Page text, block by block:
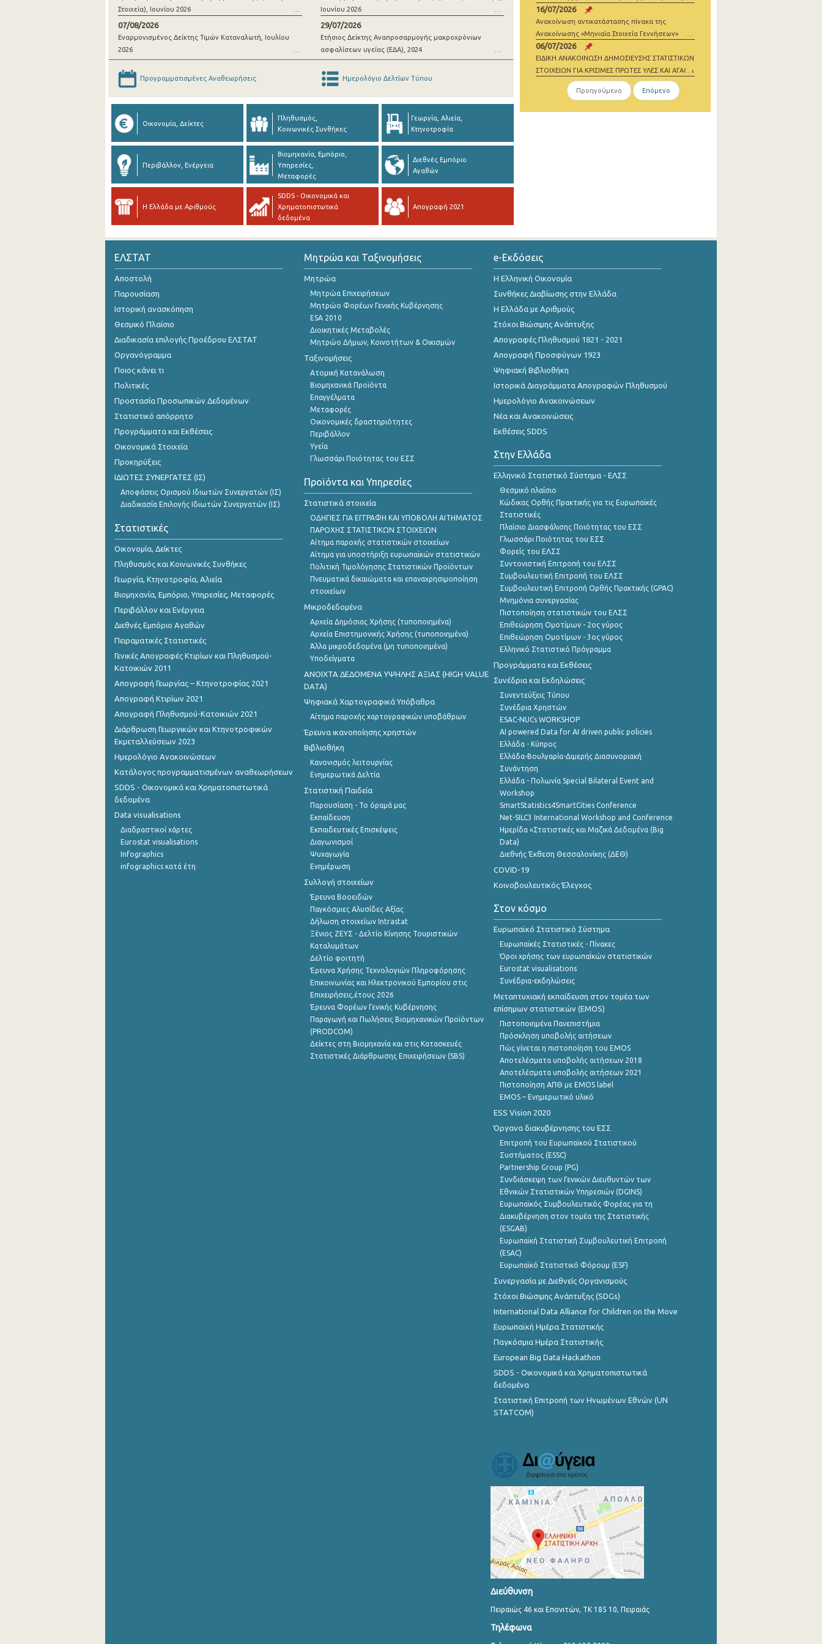
Στοιχεία), Ιουνίου 2026
07/08/2026
Εναρμονισμένος Δείκτης Τιμών Καταναλωτή, Ιουλίου
2026
Ιουνίου 2026
29/07/2026
Ετήσιος Δείκτης Αναπροσαρμογής μακροχρόνιων
ασφαλίσεων υγείας (ΕΔΑ), 2024
Προγραμματισμένες Αναθεωρήσεις Ημερολόγιο Δελτίων Τύπου
Οικονομία, Δείκτες
Πληθυσμός,
Κοινωνικές Συνθήκες
Γεωργία, Αλιεία,
Κτηνοτροφία
Περιβάλλον, Ενέργεια
Βιομηχανία, Εμπόριο,
Υπηρεσίες,
Μεταφορές
Διεθνές Εμπόριο
Αγαθών
Η Ελλάδα με Αριθμούς
SDDS - Οικονομικά και
Χρηματοπιστωτικά
δεδομένα
Απογραφή 2021
μίσθωσης
16/07/2026
Ανακοίνωση αντικατάστασης πίνακα της
Ανακοίνωσης «Μηνιαία Στοιχεία Γεννήσεων»
06/07/2026
ΕΙΔΙΚΗ ΑΝΑΚΟΙΝΩΣΗ ΔΗΜΟΣΙΕΥΣΗΣ ΣΤΑΤΙΣΤΙΚΩΝ
ΣΤΟΙΧΕΙΩΝ ΓΙΑ ΚΡΙΣΙΜΕΣ ΠΡΩΤΕΣ ΥΛΕΣ ΚΑΙ ΑΓΑΘΑ
ΜΗΔΕΝΙΚΩΝ ΕΚΠΟΜΠΩΝ 2021-2023
Προηγούμενο
Επόμενο
ΕΛΣΤΑΤ
Αποστολή
Παρουσίαση
Ιστορική ανασκόπηση
Θεσμικό Πλαίσιο
Διαδικασία επιλογής Προέδρου ΕΛΣΤΑΤ
Οργανόγραμμα
Ποιος κάνει τι
Πολιτικές
Προστασία Προσωπικών Δεδομένων
Στατιστικό απόρρητο
Προγράμματα και Εκθέσεις
Οικονομικά Στοιχεία
Προκηρύξεις
ΙΔΙΩΤΕΣ ΣΥΝΕΡΓΑΤΕΣ (ΙΣ)
Αποφάσεις Ορισμού Ιδιωτών Συνεργατών (ΙΣ)
Διαδικασία Επιλογής Ιδιωτών Συνεργατών (ΙΣ)
Στατιστικές
Οικονομία, Δείκτες
Πληθυσμός και Κοινωνικές Συνθήκες
Γεωργία, Κτηνοτροφία, Αλιεία
Βιομηχανία, Εμπόριο, Υπηρεσίες, Μεταφορές
Περιβάλλον και Ενέργεια
Διεθνές Εμπόριο Αγαθών
Πειραματικές Στατιστικές
Γενικές Απογραφές Κτιρίων και Πληθυσμού-
Κατοικιών 2011
Απογραφή Γεωργίας – Κτηνοτροφίας 2021
Απογραφή Κτιρίων 2021
Απογραφή Πληθυσμού-Κατοικιών 2021
Διάρθρωση Γεωργικών και Κτηνοτροφικών
Εκμεταλλεύσεων 2023
Ημερολόγιο Ανακοινώσεων
Κατάλογος προγραμματισμένων αναθεωρήσεων
SDDS - Οικονομικά και Χρηματοπιστωτικά
δεδομένα
Data visualisations
Διαδραστικοί χάρτες
Eurostat visualisations
Infographics
infographics κατά έτη
Μητρώα και Ταξινομήσεις
Μητρώα
Μητρώα Επιχειρήσεων
Μητρώο Φορέων Γενικής Κυβέρνησης
ESA 2010
Διοικητικές Μεταβολές
Μητρώο Δήμων, Κοινοτήτων & Οικισμών
Ταξινομήσεις
Ατομική Κατανάλωση
Βιομηχανικά Προϊόντα
Επαγγέλματα
Μεταφορές
Οικονομικές δραστηριότητες
Περιβάλλον
Υγεία
Γλωσσάρι Ποιότητας του ΕΣΣ
Προϊόντα και Υπηρεσίες
Στατιστικά στοιχεία
ΟΔΗΓΙΕΣ ΓΙΑ ΕΓΓΡΑΦΗ ΚΑΙ ΥΠΟΒΟΛΗ ΑΙΤΗΜΑΤΟΣ
ΠΑΡΟΧΗΣ ΣΤΑΤΙΣΤΙΚΩΝ ΣΤΟΙΧΕΙΩΝ
Αίτημα παροχής στατιστικών στοιχείων
Αίτημα για υποστήριξη ευρωπαϊκών στατιστικών
Πολιτική Τιμολόγησης Στατιστικών Προϊόντων
Πνευματικά δικαιώματα και επαναχρησιμοποίηση
στοιχείων
Μικροδεδομένα
Αρχεία Δημόσιας Χρήσης (τυποποιημένα)
Αρχεία Επιστημονικής Χρήσης (τυποποιημένα)
Άλλα μικροδεδομένα (μη τυποποιημένα)
Υποδείγματα
ANOIXTA ΔΕΔΟΜΕΝΑ ΥΨΗΛΗΣ ΑΞΙΑΣ (HIGH VALUE
DATA)
Ψηφιακά Χαρτογραφικά Υπόβαθρα
Αίτημα παροχής χαρτογραφικών υποβάθρων
Έρευνα ικανοποίησης χρηστών
Βιβλιοθήκη
Κανονισμός λειτουργίας
Ενημερωτικά Δελτία
Στατιστική Παιδεία
Παρουσίαση - Το όραμά μας
Εκπαίδευση
Εκπαιδευτικές Επισκέψεις
Διαγωνισμοί
Ψυχαγωγία
Ενημέρωση
Συλλογή στοιχείων
Έρευνα Βοοειδών
Παγκόσμιες Αλυσίδες Αξίας
Δήλωση στοιχείων Intrastat
Ξένιος ΖΕΥΣ - Δελτίο Κίνησης Τουριστικών
Καταλυμάτων
Δελτίο φοιτητή
Έρευνα Χρήσης Τεχνολογιών Πληροφόρησης
Επικοινωνίας και Ηλεκτρονικού Εμπορίου στις
Επιχειρήσεις,έτους 2026
Έρευνα Φορέων Γενικής Κυβέρνησης
Παραγωγή και Πωλήσεις Βιομηχανικών Προϊόντων
(PRODCOM)
Δείκτες στη Βιομηχανία και στις Κατασκευές
Στατιστικές Διάρθρωσης Επιχειρήσεων (SBS)
e-Εκδόσεις
Η Ελληνική Οικονομία
Συνθήκες Διαβίωσης στην Ελλάδα
Η Ελλάδα με Αριθμούς
Στόχοι Βιώσιμης Ανάπτυξης
Απογραφές Πληθυσμού 1821 - 2021
Απογραφή Προσφύγων 1923
Ψηφιακή Βιβλιοθήκη
Ιστορικά Διαγράμματα Απογραφών Πληθυσμού
Ημερολόγιο Ανακοινώσεων
Νέα και Ανακοινώσεις
Εκθέσεις SDDS
Στην Ελλάδα
Ελληνικό Στατιστικό Σύστημα - ΕΛΣΣ
Θεσμικό πλαίσιο
Κώδικας Ορθής Πρακτικής για τις Ευρωπαϊκές
Στατιστικές
Πλαίσιο Διασφάλισης Ποιότητας του ΕΣΣ
Γλωσσάρι Ποιότητας του ΕΣΣ
Φορείς του ΕΛΣΣ
Συντονιστική Επιτροπή του ΕΛΣΣ
Συμβουλευτική Επιτροπή του ΕΛΣΣ
Συμβουλευτική Επιτροπή Ορθής Πρακτικής (GPAC)
Μνημόνια συνεργασίας
Πιστοποίηση στατιστικών του ΕΛΣΣ
Επιθεώρηση Ομοτίμων - 2ος γύρος
Επιθεώρηση Ομοτίμων - 3ος γύρος
Ελληνικό Στατιστικό Πρόγραμμα
Προγράμματα και Εκθέσεις
Συνέδρια και Εκδηλώσεις
Συνεντεύξεις Τύπου
Συνέδρια Χρηστών
ESAC-NUCs WORKSHOP
AI powered Data for AI driven public policies
Ελλάδα - Κύπρος
Ελλάδα-Βουλγαρία-Διμερής Διασυνοριακή
Συνάντηση
Ελλάδα - Πολωνία Special Bilateral Event and
Workshop
SmartStatistics4SmartCities Conference
Net-SILC3 International Workshop and Conference
Ημερίδα «Στατιστικές και Μαζικά Δεδομένα (Big
Data)
Διεθνής Έκθεση Θεσσαλονίκης (ΔΕΘ)
COVID-19
Κοινοβουλευτικός Έλεγχος
Στον κόσμο
Ευρωπαϊκό Στατιστικό Σύστημα
Ευρωπαϊκές Στατιστικές - Πίνακες
Όροι χρήσης των ευρωπαΪκών στατιστικών
Eurostat visualisations
Συνέδρια-εκδηλώσεις
Μεταπτυχιακή εκπαίδευση στον τομέα των
επίσημων στατιστικών (EMOS)
Πιστοποιημένα Πανεπιστήμια
Πρόσκληση υποβολής αιτήσεων
Πώς γίνεται η πιστοποίηση του EMOS
Αποτελέσματα υποβολής αιτήσεων 2018
Αποτελέσματα υποβολής αιτήσεων 2021
Πιστοποίηση ΑΠΘ με EMOS label
EMOS – Ενημερωτικό υλικό
ESS Vision 2020
Όργανα διακυβέρνησης του ΕΣΣ
Επιτροπή του Ευρωπαϊκού Στατιστικού
Συστήματος (ESSC)
Partnership Group (PG)
Συνδιάσκεψη των Γενικών Διευθυντών των
Εθνικών Στατιστικών Υπηρεσιών (DGINS)
Ευρωπαϊκός Συμβουλευτικός Φορέας για τη
Διακυβέρνηση στον τομέα της Στατιστικής
(ESGAB)
Ευρωπαϊκή Στατιστική Συμβουλευτική Επιτροπή
(ESAC)
Ευρωπαϊκό Στατιστικό Φόρουμ (ESF)
Συνεργασία με Διεθνείς Οργανισμούς
Στόχοι Βιώσιμης Ανάπτυξης (SDGs)
International Data Alliance for Children on the Move
Ευρωπαϊκή Ημέρα Στατιστικής
Παγκόσμια Ημέρα Στατιστικής
European Big Data Hackathon
SDDS - Οικονομικά και Χρηματοπιστωτικά
δεδομένα
Στατιστική Επιτροπή των Ηνωμένων Εθνών (UN
STATCOM)
Διεύθυνση
Πειραιώς 46 και Επονιτών, ΤΚ 185 10, Πειραιάς
Τηλέφωνα